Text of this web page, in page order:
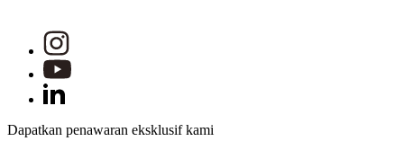
Dapatkan penawaran eksklusif kami